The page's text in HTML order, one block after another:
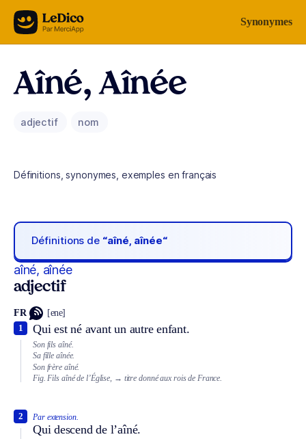
Aller au contenu Synonymes
Aîné, Aînée
adjectif nom
Définitions, synonymes, exemples en français
Définitions de “aîné, aînée“
aîné, aînée
adjectif
FR [ene]
Qui est né avant un autre enfant.
1
Son fils aîné.
Sa fille aînée.
Son frère aîné.
Fig. Fils aîné de l’Église, → titre donné aux rois de France.
Par extension.
Qui descend de l’aîné.
2